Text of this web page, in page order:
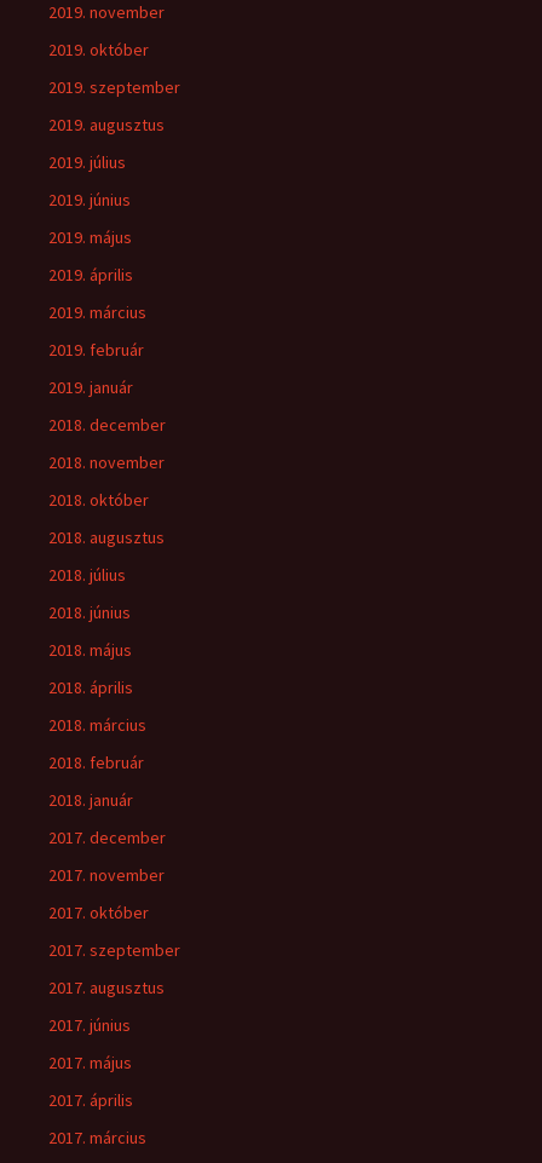
2019. november
2019. október
2019. szeptember
2019. augusztus
2019. július
2019. június
2019. május
2019. április
2019. március
2019. február
2019. január
2018. december
2018. november
2018. október
2018. augusztus
2018. július
2018. június
2018. május
2018. április
2018. március
2018. február
2018. január
2017. december
2017. november
2017. október
2017. szeptember
2017. augusztus
2017. június
2017. május
2017. április
2017. március